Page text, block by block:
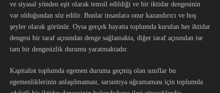
ve siyasal yönden eşit olarak temsil edildiği ve bir iktidar dengesinin
var olduğundan söz edilir. Bunlar insanlara onur kazandırıcı ve hoş
şeyler olarak görünür. Oysa gerçek hayatta toplumda kurulan her iktidar
dengesi bir taraf açısından denge sağlamakta, diğer taraf açısından ise
tam bir dengesizlik durumu yaratmaktadır.
Kapitalist toplumda egemen duruma geçmiş olan sınıflar bu
egemenliklerinin anlaşılmaması, sarsıntıya uğramaması için toplumda